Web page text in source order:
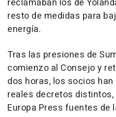
reclamaban los de
resto de medidas para
energía.
Tras las presiones de
comienzo al Consejo y
dos horas, los socios
reales decretos
Europa Press fuentes de